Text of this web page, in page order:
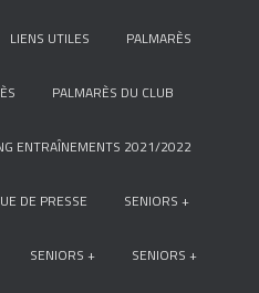
LIENS UTILES PALMARÈS
PALMARÈS DU CLUB
ENTRAÎNEMENTS 2021/2022
DE PRESSE SENIORS +
SENIORS + SENIORS +